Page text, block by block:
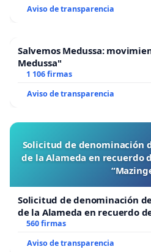
reflexión crítica.Blogs:
Lua Catalá. Pediatra y
Nens i Adults
luacatala@gmail.com
Lluís Botinas. Presidente de
tratar -ni siquiera
made in USA a desmantelar(
Murcia, 2011). Contacto:
Naturópata
Aviso de transparencia
Salvemos Medussa:
Medussa"
1 106 firmas
Aviso de transparencia
Solicitud de denominación
de la Alameda en recuerdo
Solicitud de denominación
de la Alameda en recuerdo
“Mazinger”
560 firmas
Aviso de transparencia